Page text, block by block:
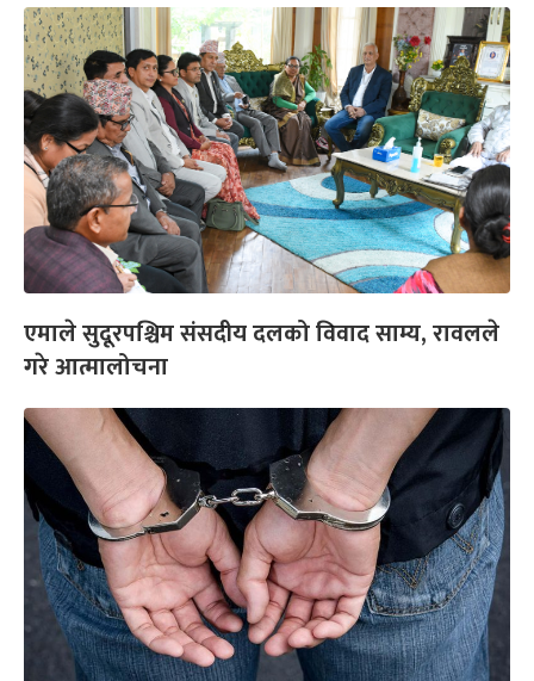
एमाले सुदूरपश्चिम संसदीय दलको विवाद साम्य, रावलले
गरे आत्मालोचना